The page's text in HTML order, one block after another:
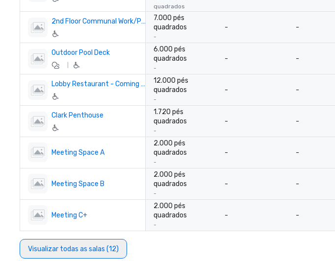
quadrados
2nd Floor Communal Work/Play Space - Coming soon!
7.000 pés
quadrados
-
- -
Outdoor Pool Deck
6.000 pés
quadrados
-
- -
Lobby Restaurant - Coming soon!
12.000 pés
quadrados
-
- -
Clark Penthouse
1.720 pés
quadrados
-
- -
Meeting Space A
2.000 pés
quadrados
-
- -
Meeting Space B
2.000 pés
quadrados
-
- -
Meeting C+
2.000 pés
quadrados
-
- -
Visualizar todas as salas (12)